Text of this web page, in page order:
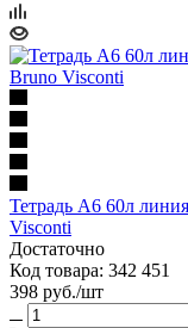
Тетрадь А6 60л
Visconti
Достаточно
Код товара: 342 451
398 руб./шт